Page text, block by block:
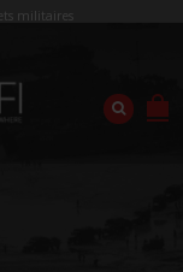
militaires